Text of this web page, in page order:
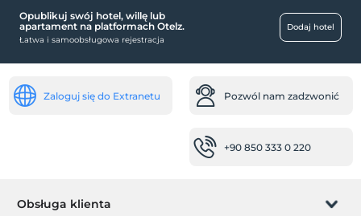
Usługi recepcji
Całodobowa recepcja
Usługa codziennego sprzątania
główne wejście jest płaskie
Łatwy dojazd do szpitala (15 minut)
Opublikuj swój hotel, willę lub
apartament na platformach Otelz.
Łatwa i samoobsługowa rejestracja
Dodaj hotel
Zaloguj się do Extranetu Pozwól nam zadzwonić
+90 850 333 0 220
Obsługa klienta